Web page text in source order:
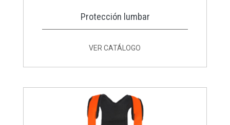
Protección lumbar
VER CATÁLOGO